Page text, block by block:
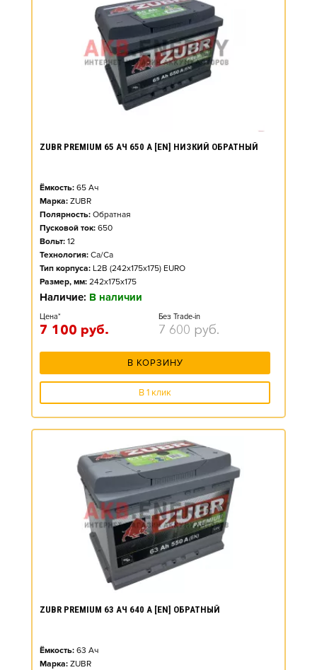
ZUBR PREMIUM 65 АЧ 650 А [EN] НИЗКИЙ ОБРАТНЫЙ
Ёмкость: 65 Ач
Марка: ZUBR
Полярность: Обратная
Пусковой ток: 650
Вольт: 12
Технология: Ca/Ca
Тип корпуса: L2B (242x175x175) EURO
Размер, мм: 242x175x175
Наличие: В наличии
Цена*
7 100 руб.
Без Trade-in
7 600 руб.
В КОРЗИНУ
В 1 клик
ZUBR PREMIUM 63 АЧ 640 А [EN] ОБРАТНЫЙ
Ёмкость: 63 Ач
Марка: ZUBR